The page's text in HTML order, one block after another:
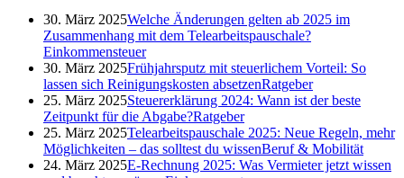
30. März 2025Welche Änderungen gelten ab 2025 im
Zusammenhang mit dem Telearbeitspauschale?
Einkommensteuer
30. März 2025Frühjahrsputz mit steuerlichem Vorteil: So
lassen sich Reinigungskosten absetzenRatgeber
25. März 2025Steuererklärung 2024: Wann ist der beste
Zeitpunkt für die Abgabe?Ratgeber
25. März 2025Telearbeitspauschale 2025: Neue Regeln, mehr
Möglichkeiten – das solltest du wissenBeruf & Mobilität
24. März 2025E-Rechnung 2025: Was Vermieter jetzt wissen